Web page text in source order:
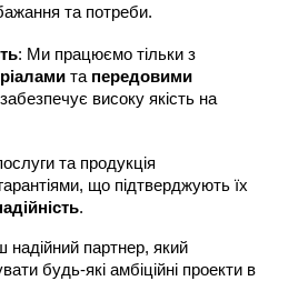
та потреби.
: Ми працюємо тільки з
та передовими
високу якість на
та продукція
що підтверджують їх
.
партнер, який
будь-які амбіційні проекти в